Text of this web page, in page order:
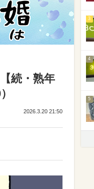
続・熟年
2026.3.20 21:50
3
4
5